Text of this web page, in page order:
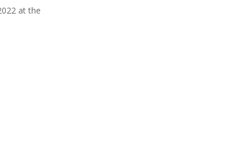
at the